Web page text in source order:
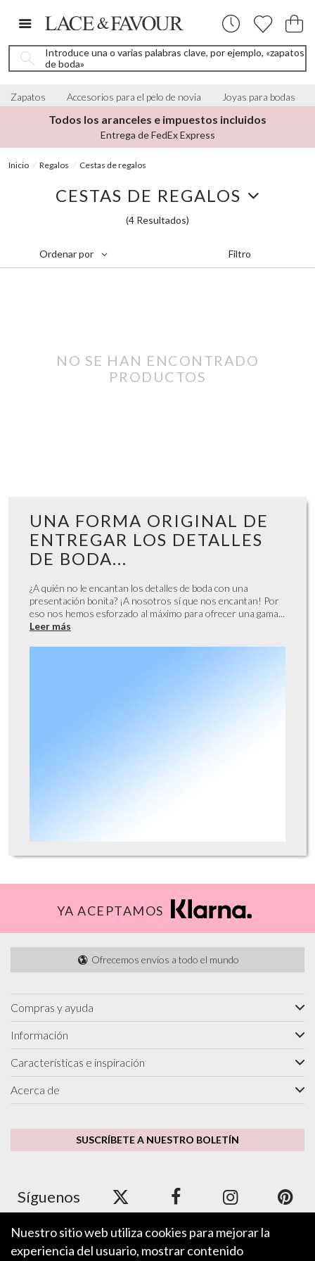
Introduce una o varias palabras clave, por ejemplo, «zapatos
de boda»
Zapatos Accesorios para el pelo de novia Joyas para bodas
Más de 4.000 reseñas de 5
De Brides Worldwide
Inicio Regalos Cestas de regalos
CESTAS DE REGALOS
(4 Resultados)
Ordenar por Filtro
NO SE HAN ENCONTRADO
PRODUCTOS
UNA FORMA ORIGINAL DE
ENTREGAR LOS DETALLES
DE BODA...
¿A quién no le encantan los detalles de boda con una
presentación bonita? ¡A nosotros sí que nos encantan! Por
eso nos hemos esforzado al máximo para ofrecer una gama...
Leer más
YA ACEPTAMOS
Ofrecemos envíos a todo el mundo
Compras y ayuda
Información
Características e inspiración
Acerca de
SUSCRÍBETE A NUESTRO BOLETÍN
Síguenos
Aceptamos Apple Pay, Google Pay, PayPal y tarjetas de crédito y
Nuestro sitio web utiliza cookies para mejorar la
experiencia del usuario, mostrar contenido